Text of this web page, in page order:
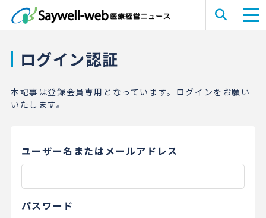
ログイン認証
本記事は登録会員専用となっています。ログインをお願い
いたします。
ユーザー名またはメールアドレス
パスワード